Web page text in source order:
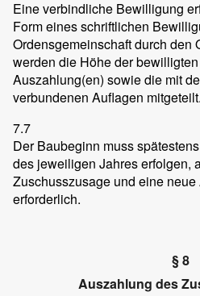
Eine verbindliche Bewilligung
Form eines schriftlichen
Ordensgemeinschaft durch den
werden die Höhe der
Auszahlung(en) sowie die mit
verbundenen Auflagen mitgeteilt.
7.7
Der Baubeginn muss
des jeweiligen Jahres erfolgen,
Zuschusszusage und eine
erforderlich.
§ 8
Auszahlung des